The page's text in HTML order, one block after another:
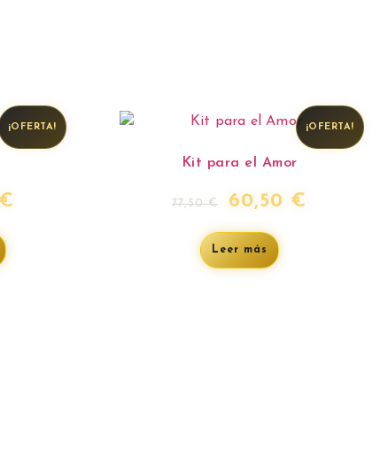
¡OFERTA!
€
¡OFERTA!
Kit para el Amor
77,50€ 60,50 €
Leer más